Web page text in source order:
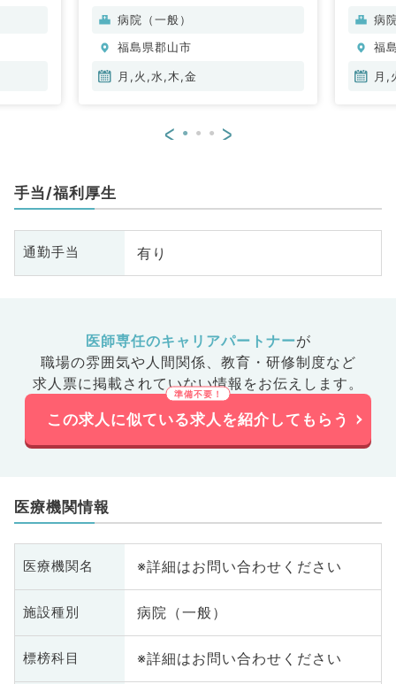
病院（一般）
福島県郡山市
月,火,水,木,金
病
福
月,
< >
手当/福利厚生
通勤手当 有り
医師専任のキャリアパートナーが
職場の雰囲気や人間関係、 教育・研修制度など
求人票に掲載されていない情報をお伝えします。
この求人に似ている求人を紹介してもらう
医療機関情報
医療機関名 ※詳細はお問い合わせください
施設種別 病院（一般）
標榜科目 ※詳細はお問い合わせください